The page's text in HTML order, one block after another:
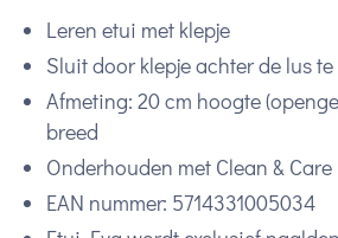
Leren etui met klepje
Sluit door klepje achter de lus
Afmeting: 20 cm hoogte
breed
Onderhouden met Clean &
EAN nummer: 5714331005034